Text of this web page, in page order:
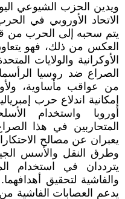
ويدين الحزب الشيوعي
الاتحاد الأوروبي في
يتم سحبه إلى الحرب من
العكس من ذلك، فهو
الأوكرانية والولايات
الصراع ضد روسيا
إمكانية اندلاع حرب
أوروبا واستخدام
المتحاربين في هذا
يعبران عن مصالح
وطرق النقل والأسس
يترددان في استخدام
والفاشية لتحقيق